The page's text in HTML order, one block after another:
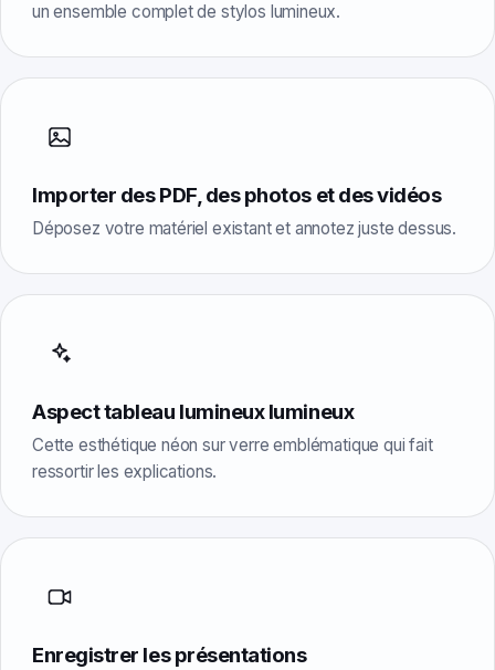
un ensemble complet de stylos lumineux.
Importer des PDF, des photos et des vidéos
Déposez votre matériel existant et annotez juste dessus.
Aspect tableau lumineux lumineux
Cette esthétique néon sur verre emblématique qui fait
ressortir les explications.
Enregistrer les présentations